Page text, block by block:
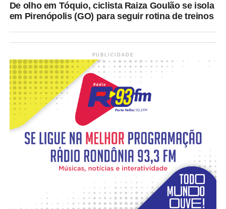
De olho em Tóquio, ciclista Raiza Goulão se isola
em Pirenópolis (GO) para seguir rotina de treinos
PUBLICIDADE